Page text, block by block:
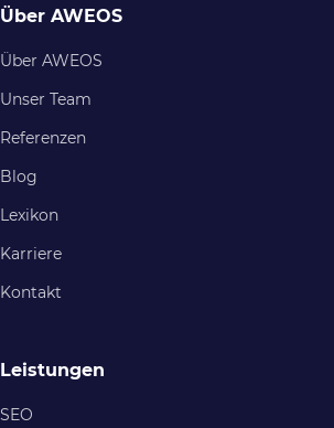
Über AWEOS
Über AWEOS
Unser Team
Referenzen
Blog
Lexikon
Karriere
Kontakt
Leistungen
SEO